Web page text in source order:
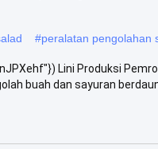
#peralatan pengolahan
Lini Produksi
buah dan sayuran berdaun